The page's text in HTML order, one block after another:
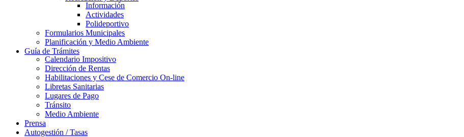
Información
Actividades
Polideportivo
Formularios Municipales
Planificación y Medio Ambiente
Guía de Trámites
Calendario Impositivo
Dirección de Rentas
Habilitaciones y Cese de Comercio On-line
Libretas Sanitarias
Lugares de Pago
Tránsito
Medio Ambiente
Prensa
Autogestión / Tasas